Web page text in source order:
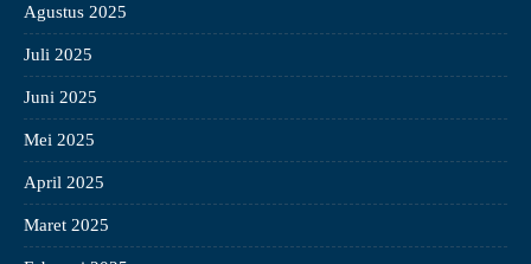
Agustus 2025
Juli 2025
Juni 2025
Mei 2025
April 2025
Maret 2025